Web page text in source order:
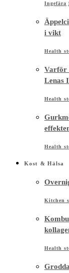
Ingefära
i vikt
Health
Varför
Lenas
Health
Health
Kost & Hälsa
Kitchen
Health